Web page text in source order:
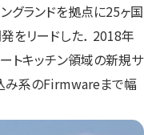
グランドを拠点に25ヶ国
をリードした． 2018年
トキッチン領域の新規サ
み系のFirmwareまで幅